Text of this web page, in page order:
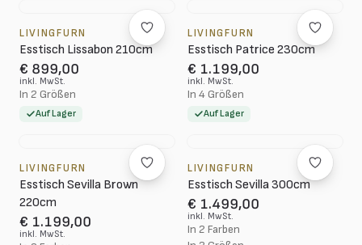
LIVINGFURN
Esstisch Lissabon 210cm
€ 899,00
inkl. MwSt.
In 2 Größen
Auf Lager
LIVINGFURN
Esstisch Patrice 230cm
€ 1.199,00
inkl. MwSt.
In 4 Größen
Auf Lager
LIVINGFURN
Esstisch Sevilla Brown
220cm
€ 1.199,00
inkl. MwSt.
LIVINGFURN
Esstisch Sevilla 300cm
€ 1.499,00
inkl. MwSt.
In 2 Farben